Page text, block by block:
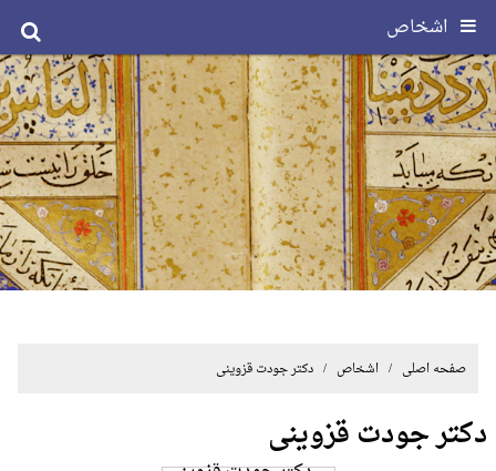
اشخاص
صفحه اصلی / اشخاص / دکتر جودت قزوینی
دکتر جودت قزوینی